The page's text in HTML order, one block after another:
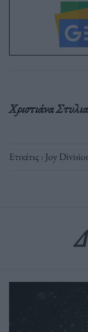
Χριστιάνα
Ετικέτες : Joy